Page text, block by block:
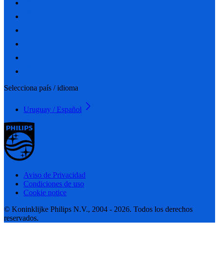
Selecciona país / idioma
Uruguay / Español
Aviso de Privacidad
Condiciones de uso
Cookie notice
© Koninklijke Philips N.V., 2004 - 2026. Todos los derechos
reservados.